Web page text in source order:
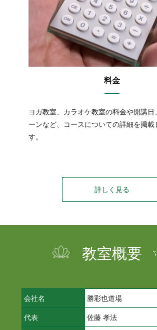
料金
ヨガ教室、カラオケ教室の料金や開講日
ーンなど、コースについての詳細を掲載
す。
詳しく見る
教室概要
会社名 勝彩也道場
代表 佐藤 孝法